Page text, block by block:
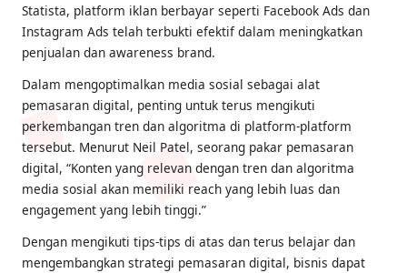
Statista, platform iklan berbayar seperti Facebook Ads dan
Instagram Ads telah terbukti efektif dalam meningkatkan
penjualan dan awareness brand.
Dalam mengoptimalkan media sosial sebagai alat
pemasaran digital, penting untuk terus mengikuti
perkembangan tren dan algoritma di platform-platform
tersebut. Menurut Neil Patel, seorang pakar pemasaran
digital, “Konten yang relevan dengan tren dan algoritma
media sosial akan memiliki reach yang lebih luas dan
engagement yang lebih tinggi.”
Dengan mengikuti tips-tips di atas dan terus belajar dan
mengembangkan strategi pemasaran digital, bisnis dapat